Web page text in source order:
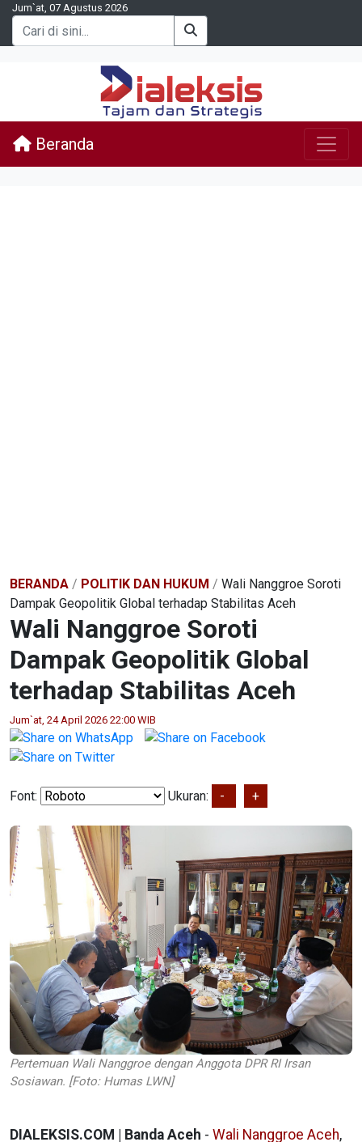
Jum`at, 07 Agustus 2026
Beranda
BERANDA / POLITIK DAN HUKUM / Wali Nanggroe Soroti
Dampak Geopolitik Global terhadap Stabilitas Aceh
Wali Nanggroe Soroti
Dampak Geopolitik Global
terhadap Stabilitas Aceh
Jum`at, 24 April 2026 22:00 WIB
Font: Ukuran: - +
Pertemuan Wali Nanggroe dengan Anggota DPR RI Irsan
Sosiawan. [Foto: Humas LWN]
DIALEKSIS.COM | Banda Aceh - Wali Nanggroe Aceh,